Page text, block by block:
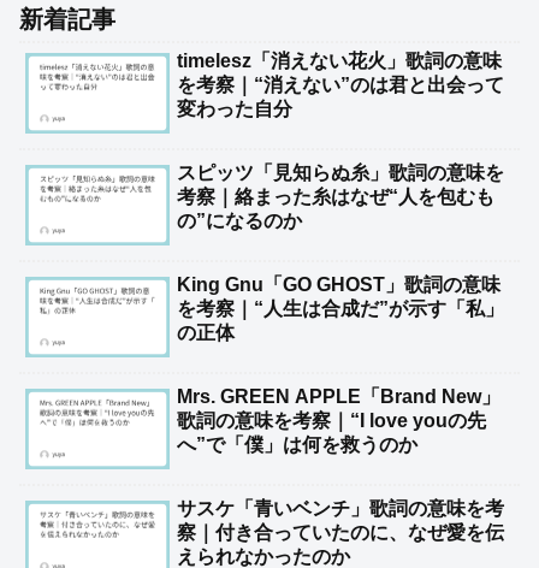
新着記事
timelesz「消えない花火」歌詞の意味
を考察｜“消えない”のは君と出会って
変わった自分
スピッツ「見知らぬ糸」歌詞の意味を
考察｜絡まった糸はなぜ“人を包むも
の”になるのか
King Gnu「GO GHOST」歌詞の意味
を考察｜“人生は合成だ”が示す「私」
の正体
Mrs. GREEN APPLE「Brand New」
歌詞の意味を考察｜“I love youの先
へ”で「僕」は何を救うのか
サスケ「青いベンチ」歌詞の意味を考
察｜付き合っていたのに、なぜ愛を伝
えられなかったのか